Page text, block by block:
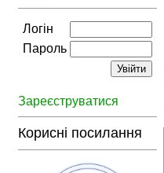
Логін
Пароль
Зареєструватися
Корисні посилання